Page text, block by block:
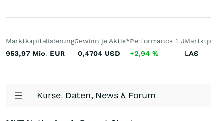
Marktkapitalisierung
953,97 Mio. EUR
Gewinn je Aktie*
-0,4704 USD
Performance 1 J
+2,94 % LAS
Kurse, Daten, News & Forum